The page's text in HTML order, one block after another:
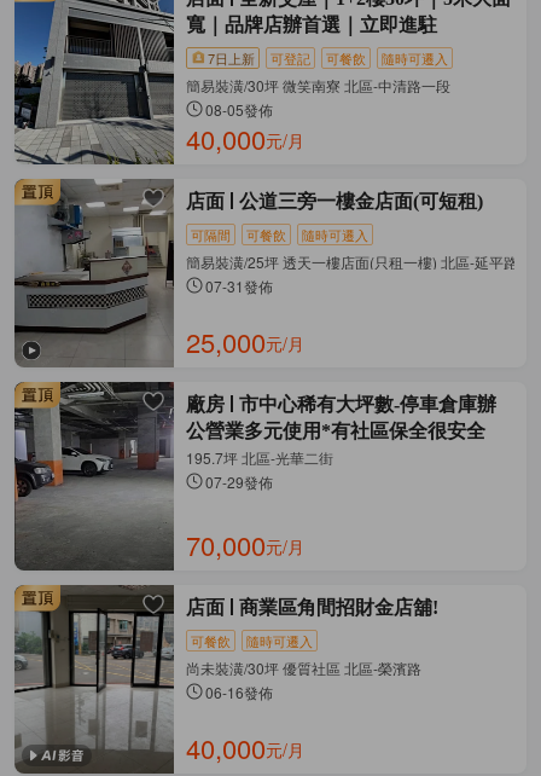
寬｜品牌店辦首選｜立即進駐
7日上新 可登記 可餐飲 隨時可遷入
簡易裝潢/30坪 微笑南寮 北區-中清路一段
08-05發佈
40,000元/月
店面 公道三旁一樓金店面(可短租)
可隔間 可餐飲 隨時可遷入
簡易裝潢/25坪 透天一樓店面(只租一樓) 北區-延平路一
07-31發佈
25,000元/月
廠房
市中心稀有大坪數-停車倉庫辦
公營業多元使用*有社區保全很安全
195.7坪 北區-光華二街
07-29發佈
70,000元/月
店面 商業區角間招財金店舖!
可餐飲 隨時可遷入
尚未裝潢/30坪 優質社區 北區-榮濱路
06-16發佈
40,000元/月